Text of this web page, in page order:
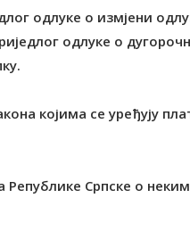
одлуке о измјени
одлуке о
којима се уређују
Српске о